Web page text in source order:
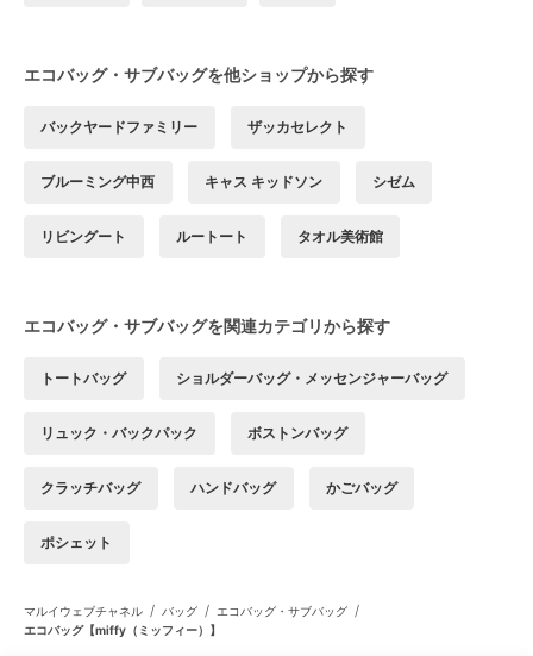
エコバッグ・サブバッグを他ショップから探す
バックヤードファミリー ザッカセレクト
ブルーミング中西 キャス キッドソン シゼム
リビングート ルートート タオル美術館
エコバッグ・サブバッグを関連カテゴリから探す
トートバッグ ショルダーバッグ・メッセンジャーバッグ
リュック・バックパック ボストンバッグ
クラッチバッグ ハンドバッグ かごバッグ
ポシェット
マルイウェブチャネル / バッグ / エコバッグ・サブバッグ /
エコバッグ【miffy（ミッフィー）】